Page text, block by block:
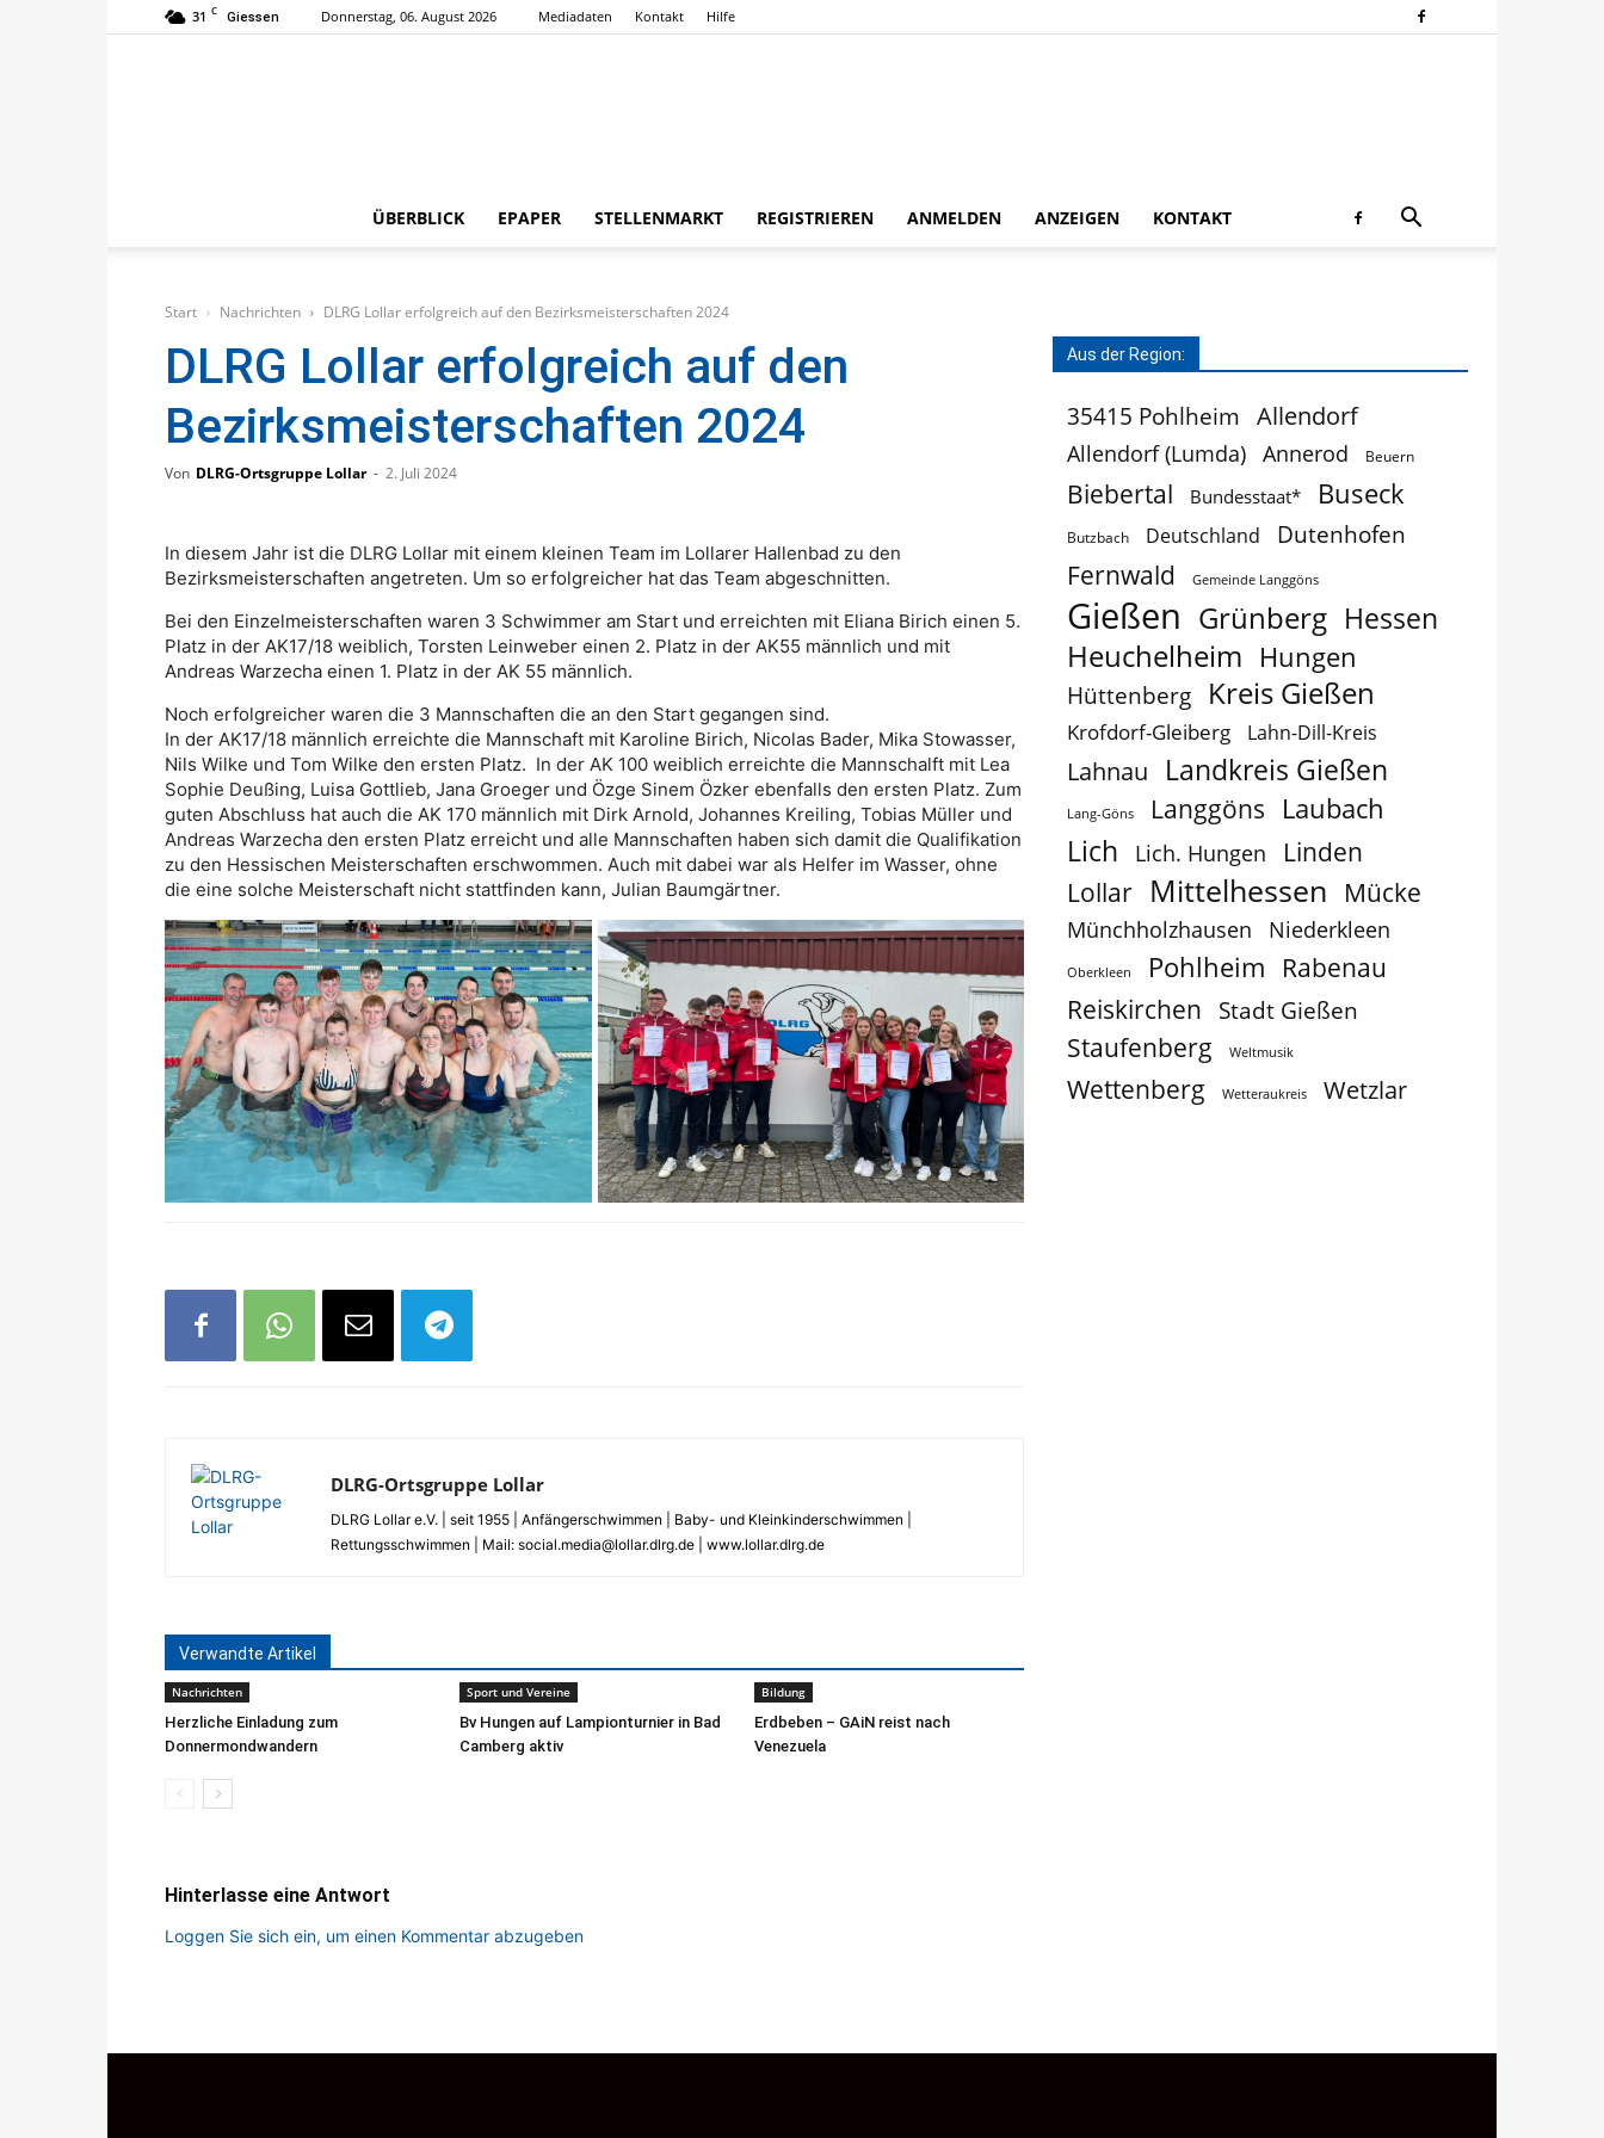
31 C Giessen Donnerstag, 06. August 2026 Mediadaten Kontakt Hilfe
Zeitung
ÜBERBLICK EPAPER STELLENMARKT REGISTRIEREN ANMELDEN ANZEIGEN KONTAKT
Start Nachrichten DLRG Lollar erfolgreich auf den Bezirksmeisterschaften 2024
DLRG Lollar erfolgreich auf den
Bezirksmeisterschaften 2024
Von DLRG-Ortsgruppe Lollar - 2. Juli 2024
In diesem Jahr ist die DLRG Lollar mit einem kleinen Team im Lollarer Hallenbad zu den
Bezirksmeisterschaften angetreten. Um so erfolgreicher hat das Team abgeschnitten.
Bei den Einzelmeisterschaften waren 3 Schwimmer am Start und erreichten mit Eliana Birich einen 5.
Platz in der AK17/18 weiblich, Torsten Leinweber einen 2. Platz in der AK55 männlich und mit
Andreas Warzecha einen 1. Platz in der AK 55 männlich.
Noch erfolgreicher waren die 3 Mannschaften die an den Start gegangen sind.
In der AK17/18 männlich erreichte die Mannschaft mit Karoline Birich, Nicolas Bader, Mika Stowasser,
Nils Wilke und Tom Wilke den ersten Platz. In der AK 100 weiblich erreichte die Mannschalft mit Lea
Sophie Deußing, Luisa Gottlieb, Jana Groeger und Özge Sinem Özker ebenfalls den ersten Platz. Zum
guten Abschluss hat auch die AK 170 männlich mit Dirk Arnold, Johannes Kreiling, Tobias Müller und
Andreas Warzecha den ersten Platz erreicht und alle Mannschaften haben sich damit die Qualifikation
zu den Hessischen Meisterschaften erschwommen. Auch mit dabei war als Helfer im Wasser, ohne
die eine solche Meisterschaft nicht stattfinden kann, Julian Baumgärtner.
DLRG-Ortsgruppe Lollar
DLRG Lollar e.V. | seit 1955 | Anfängerschwimmen | Baby- und Kleinkinderschwimmen |
Rettungsschwimmen | Mail: social.media@lollar.dlrg.de | www.lollar.dlrg.de
Verwandte Artikel
Nachrichten
Herzliche Einladung zum
Donnermondwandern
Sport und Vereine
Bv Hungen auf Lampionturnier in Bad
Camberg aktiv
Bildung
Erdbeben – GAiN reist nach
Venezuela
Hinterlasse eine Antwort
Loggen Sie sich ein, um einen Kommentar abzugeben
Aus der Region:
35415 Pohlheim Allendorf
Allendorf (Lumda) Annerod Beuern
Biebertal Bundesstaat* Buseck
Butzbach Deutschland Dutenhofen
Fernwald Gemeinde Langgöns
Gießen Grünberg Hessen
Heuchelheim Hungen
Hüttenberg Kreis Gießen
Krofdorf-Gleiberg Lahn-Dill-Kreis
Lahnau Landkreis Gießen
Lang-Göns Langgöns Laubach
Lich Lich. Hungen
Linden
Lollar Mittelhessen Mücke
Münchholzhausen Niederkleen
Oberkleen Pohlheim Rabenau
Reiskirchen Stadt Gießen
Staufenberg Weltmusik
Wettenberg Wetteraukreis Wetzlar